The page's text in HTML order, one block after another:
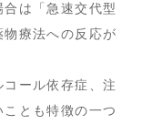
は「急速交代型
物療法への反応が
ール依存症、注
とも特徴の一つ